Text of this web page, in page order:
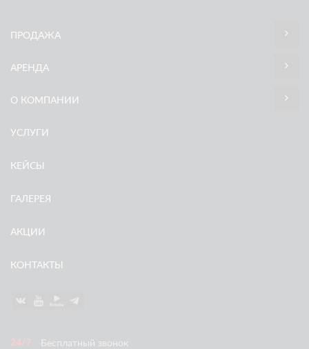
ПРОДАЖА
АРЕНДА
О КОМПАНИИ
УСЛУГИ
КЕЙСЫ
ГАЛЕРЕЯ
АКЦИИ
КОНТАКТЫ
Бесплатный звонок